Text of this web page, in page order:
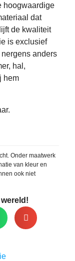
hoogwaardige
dat
de kwaliteit
is exclusief
anders
hal,
hem
Onder maatwerk
van kleur en
ook niet